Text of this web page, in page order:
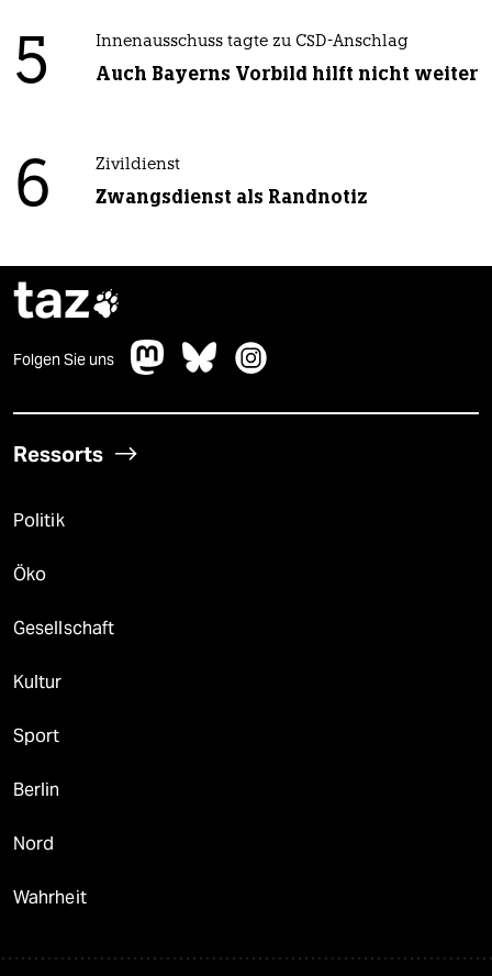
5 Innenausschuss tagte zu CSD-Anschlag
Auch Bayerns Vorbild hilft nicht weiter
6 Zivildienst
Zwangsdienst als Randnotiz
taz
Folgen Sie uns
Ressorts
Politik
Öko
Gesellschaft
Kultur
Sport
Berlin
Nord
Wahrheit